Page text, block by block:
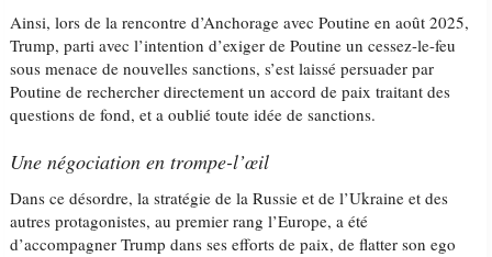
Ainsi, lors de la rencontre d’Anchorage avec Poutine en août 2025,
Trump, parti avec l’intention d’exiger de Poutine un cessez-le-feu
sous menace de nouvelles sanctions, s’est laissé persuader par
Poutine de rechercher directement un accord de paix traitant des
questions de fond, et a oublié toute idée de sanctions.
Une négociation en trompe-l’œil
Dans ce désordre, la stratégie de la Russie et de l’Ukraine et des
autres protagonistes, au premier rang l’Europe, a été
d’accompagner Trump dans ses efforts de paix, de flatter son ego